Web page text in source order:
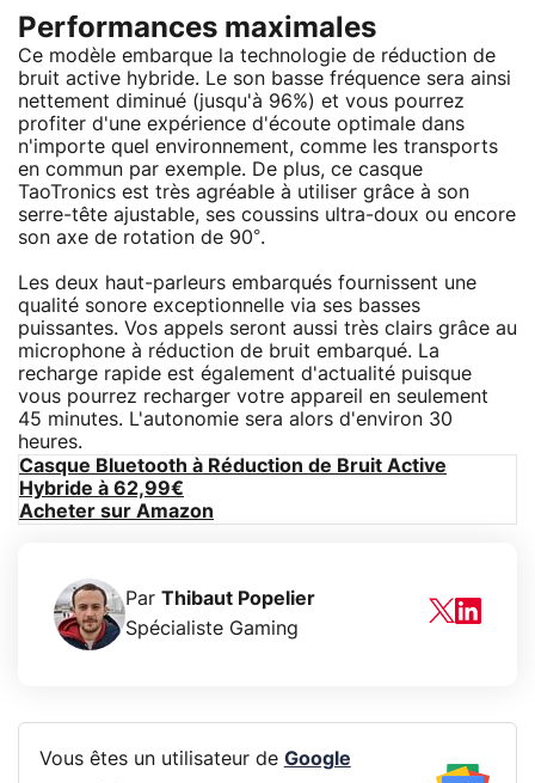
Performances maximales
Ce modèle embarque la technologie de réduction de
bruit active hybride. Le son basse fréquence sera ainsi
nettement diminué (jusqu'à 96%) et vous pourrez
profiter d'une expérience d'écoute optimale dans
n'importe quel environnement, comme les transports
en commun par exemple. De plus, ce casque
TaoTronics est très agréable à utiliser grâce à son
serre-tête ajustable, ses coussins ultra-doux ou encore
son axe de rotation de 90°.
Les deux haut-parleurs embarqués fournissent une
qualité sonore exceptionnelle via ses basses
puissantes. Vos appels seront aussi très clairs grâce au
microphone à réduction de bruit embarqué. La
recharge rapide est également d'actualité puisque
vous pourrez recharger votre appareil en seulement
45 minutes. L'autonomie sera alors d'environ 30
heures.
Casque Bluetooth à Réduction de Bruit Active
Hybride à 62,99€
Acheter sur Amazon
Par Thibaut Popelier
Spécialiste Gaming
Vous êtes un utilisateur de Google